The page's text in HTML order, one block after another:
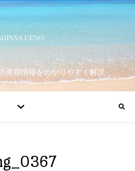
美容情報をわかりやすく解説